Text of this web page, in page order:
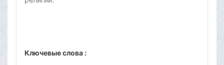
Ключевые слова :